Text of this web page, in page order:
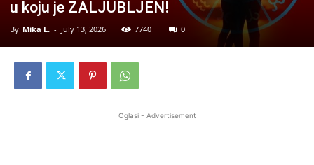
u koju je ZALJUBLJEN!
By Mika L. - July 13, 2026 7740 0
Oglasi - Advertisement